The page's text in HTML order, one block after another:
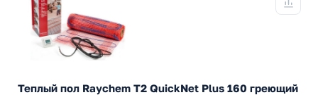
Теплый пол Raychem T2 QuickNet Plus 160 греющий